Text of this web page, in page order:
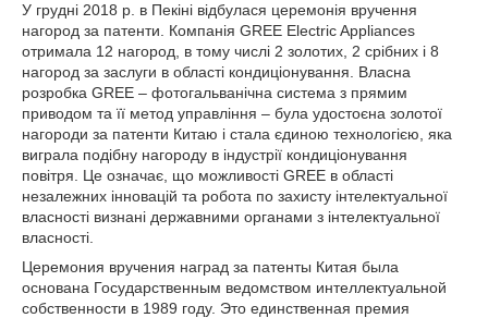
У грудні 2018 р. в Пекіні відбулася церемонія вручення
нагород за патенти. Компанія GREE Electric Appliances
отримала 12 нагород, в тому числі 2 золотих, 2 срібних і 8
нагород за заслуги в області кондиціонування. Власна
розробка GREE – фотогальванічна система з прямим
приводом та її метод управління – була удостоєна золотої
нагороди за патенти Китаю і стала єдиною технологією, яка
виграла подібну нагороду в індустрії кондиціонування
повітря. Це означає, що можливості GREE в області
незалежних інновацій та робота по захисту інтелектуальної
власності визнані державними органами з інтелектуальної
власності.
Церемония вручения наград за патенты Китая была
основана Государственным ведомством интеллектуальной
собственности в 1989 году. Это единственная премия